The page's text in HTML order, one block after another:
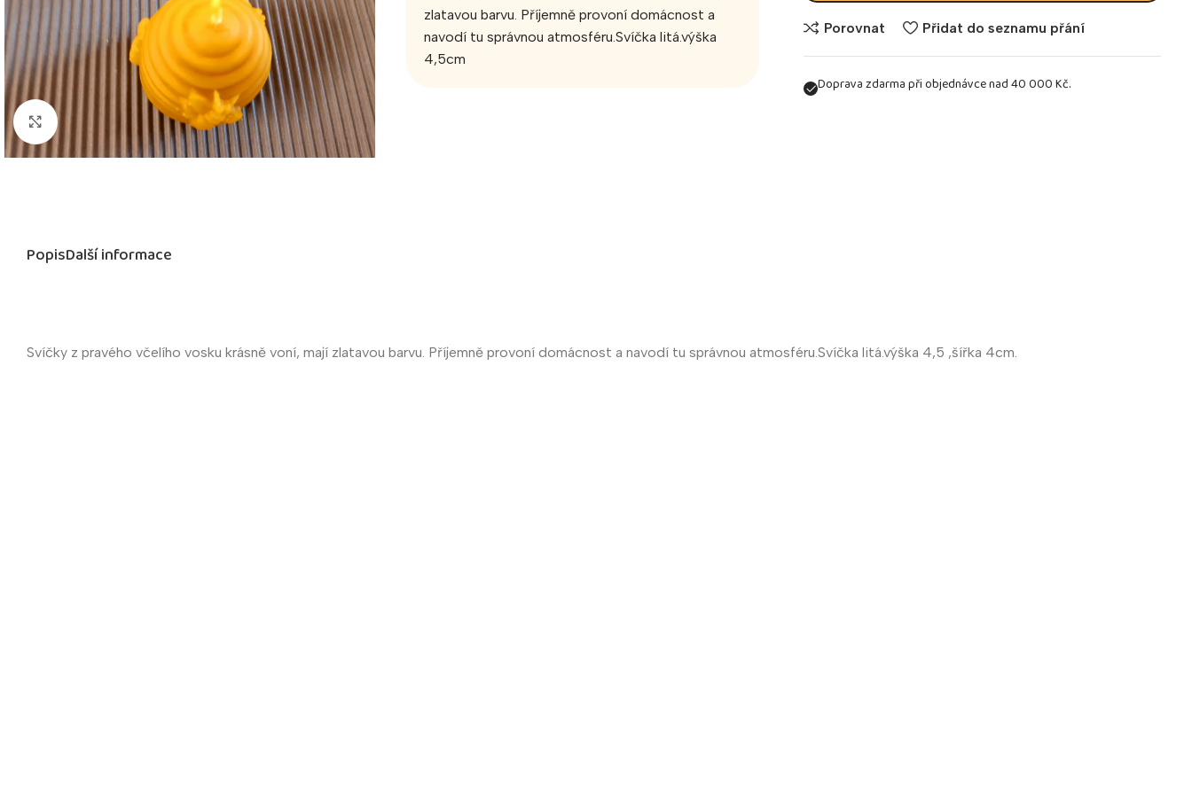
Kliknutím zvětšíte
zlatavou barvu. Příjemně provoní domácnost a
navodí tu správnou atmosféru.Svíčka litá.výška
4,5cm
Porovnat Přidat do seznamu přání
Doprava zdarma při objednávce nad 40 000 Kč.
PopisDalší informace
Svíčky z pravého včelího vosku krásně voní, mají zlatavou barvu. Příjemně provoní domácnost a navodí tu správnou atmosféru.Svíčka litá.výška 4,5 ,šířka 4cm.